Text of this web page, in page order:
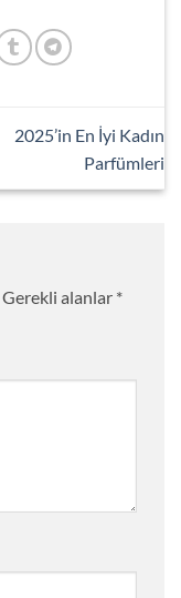
2025’in En İyi Kadın
Parfümleri
Gerekli alanlar *